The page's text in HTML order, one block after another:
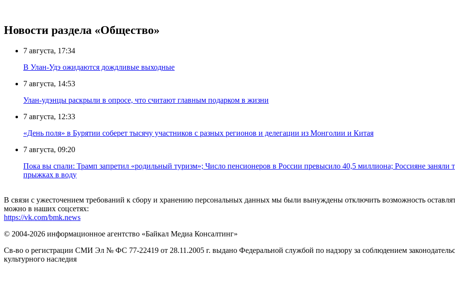
Новости раздела «Общество»
7 августа, 17:34
В Улан-Удэ ожидаются дождливые выходные
7 августа, 14:53
Улан-удэнцы раскрыли в опросе, что считают главным подарком в жизни
7 августа, 12:33
«День поля» в Бурятии соберет тысячу участников с разных регионов и делегации из Монголии и Китая
7 августа, 09:20
Пока вы спали: Трамп запретил «родильный туризм»; Число пенсионеров в России превысило 40,5 миллиона; Россияне заняли
прыжках в воду
В связи с ужесточением требований к сбору и хранению персональных данных мы были вынуждены отключить возможность
можно в наших соцсетях:
https://vk.com/bmk.news
© 2004-2026 информационное агентство «Байкал Медиа Консалтинг»
Св-во о регистрации СМИ Эл № ФС 77-22419 от 28.11.2005 г. выдано Федеральной службой по надзору за соблюдением
культурного наследия